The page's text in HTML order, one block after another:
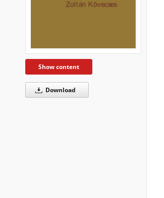
Show content
Download